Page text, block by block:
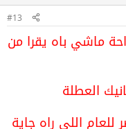
#13
ماشي باه يقرا من
العطلة
اللي راه جاية